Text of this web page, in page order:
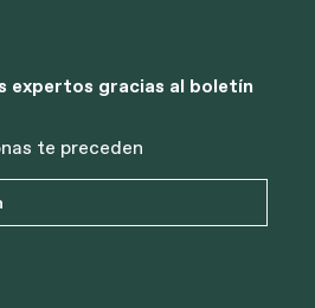
expertos gracias al boletín
te preceden